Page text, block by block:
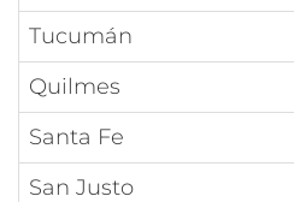
Tucumán
Quilmes
Santa Fe
San Justo